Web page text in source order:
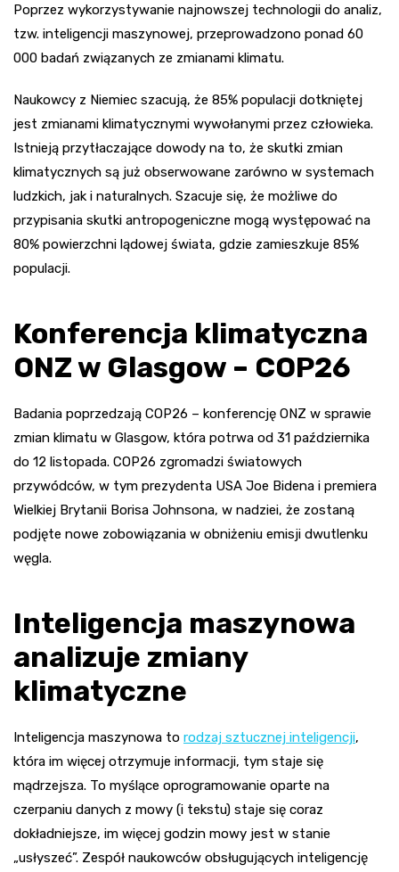
Poprzez wykorzystywanie najnowszej technologii do analiz,
tzw. inteligencji maszynowej, przeprowadzono ponad 60
000 badań związanych ze zmianami klimatu.
Naukowcy z Niemiec szacują, że 85% populacji dotkniętej
jest zmianami klimatycznymi wywołanymi przez człowieka.
Istnieją przytłaczające dowody na to, że skutki zmian
klimatycznych są już obserwowane zarówno w systemach
ludzkich, jak i naturalnych. Szacuje się, że możliwe do
przypisania skutki antropogeniczne mogą występować na
80% powierzchni lądowej świata, gdzie zamieszkuje 85%
populacji.
Konferencja klimatyczna
ONZ w Glasgow – COP26
Badania poprzedzają COP26 – konferencję ONZ w sprawie
zmian klimatu w Glasgow, która potrwa od 31 października
do 12 listopada. COP26 zgromadzi światowych
przywódców, w tym prezydenta USA Joe Bidena i premiera
Wielkiej Brytanii Borisa Johnsona, w nadziei, że zostaną
podjęte nowe zobowiązania w obniżeniu emisji dwutlenku
węgla.
Inteligencja maszynowa
analizuje zmiany
klimatyczne
Inteligencja maszynowa to rodzaj sztucznej inteligencji,
która im więcej otrzymuje informacji, tym staje się
mądrzejsza. To myślące oprogramowanie oparte na
czerpaniu danych z mowy (i tekstu) staje się coraz
dokładniejsze, im więcej godzin mowy jest w stanie
„usłyszeć”. Zespół naukowców obsługujących inteligencję